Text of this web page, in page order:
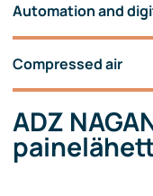
Automation and
Compressed air
ADZ